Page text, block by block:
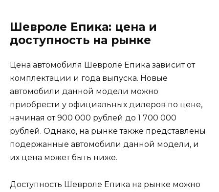
Шевроле Епика: цена и
доступность на рынке
Цена автомобиля Шевроле Епика зависит от
комплектации и года выпуска. Новые
автомобили данной модели можно
приобрести у официальных дилеров по цене,
начиная от 900 000 рублей до 1 700 000
рублей. Однако, на рынке также представлены
подержанные автомобили данной модели, и
их цена может быть ниже.
Доступность Шевроле Епика на рынке можно